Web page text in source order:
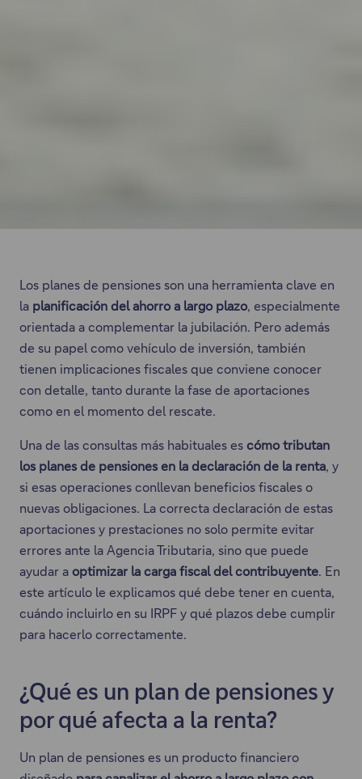
Los planes de pensiones son una herramienta clave en
la planificación del ahorro a largo plazo, especialmente
orientada a complementar la jubilación. Pero además
de su papel como vehículo de inversión, también
tienen implicaciones fiscales que conviene conocer
con detalle, tanto durante la fase de aportaciones
como en el momento del rescate.
Una de las consultas más habituales escómo tributan
los planes de pensiones en la declaración de la renta, y
si esas operaciones conllevan beneficios fiscales o
nuevas obligaciones. La correcta declaración de estas
aportaciones y prestaciones no solo permite evitar
errores ante la Agencia Tributaria, sino que puede
ayudar aoptimizar la carga fiscal del contribuyente. En
este artículo le explicamos qué debe tener en cuenta,
cuándo incluirlo en su IRPF y qué plazos debe cumplir
para hacerlo correctamente.
¿Qué es un plan de pensiones y
por qué afecta a la renta?
Un plan de pensiones es un producto financiero